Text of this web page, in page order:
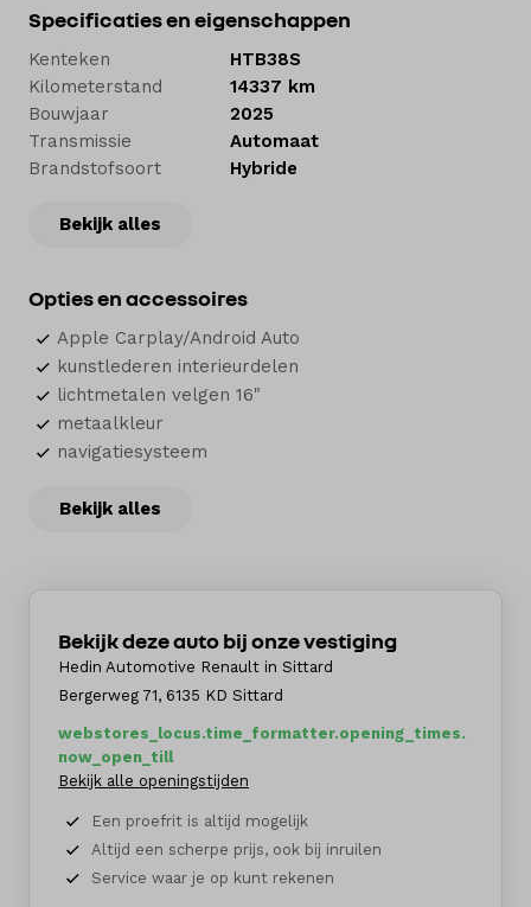
zo’n 5.000 nieuwe en tweedehands auto’s. Voor jezelf
of je bedrijf. Om te kopen of te leasen. Wij
onderhouden je auto in onze werkplaatsen en
herstellen een schade als dat nodig is. En natuurlijk
helpen we je bij de financiering of verzekering.
Nederland.
Specificaties en eigenschappen
Kenteken
HTB38S
Kilometerstand
14337 km
Bouwjaar
2025
Transmissie
Automaat
Brandstofsoort
Hybride
Bekijk alles
Opties en accessoires
Apple Carplay/Android Auto
kunstlederen interieurdelen
lichtmetalen velgen 16"
metaalkleur
navigatiesysteem
Bekijk alles
Bekijk deze auto bij onze vestiging
Hedin Automotive Renault in Sittard
Bergerweg 71, 6135 KD Sittard
webstores_locus.time_formatter.opening_times.
now_open_till
Bekijk alle openingstijden
Een proefrit is altijd mogelijk
Altijd een scherpe prijs, ook bij inruilen
Service waar je op kunt rekenen